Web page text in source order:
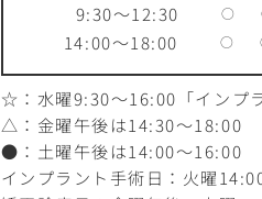
9:30～12:30 ○
14:00～18:00 ○
☆：水曜9:30～16:00 「イン
△：金曜午後は14:30～18:00
●：土曜午後は14:00～16:00
インプラント手術日：火曜